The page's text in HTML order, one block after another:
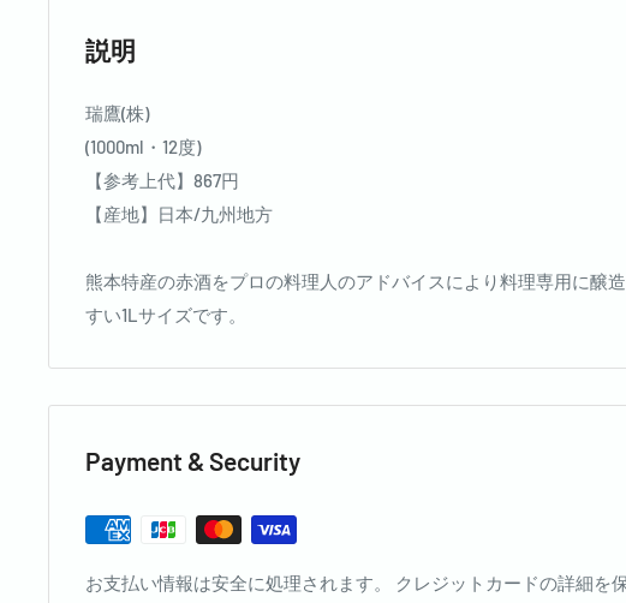
説明
瑞鷹(株)
(1000ml・12度)
【参考上代】867円
【産地】日本/九州地方
熊本特産の赤酒をプロの料理人のアドバイスにより料理専用に醸
すい1Lサイズです。
Payment & Security
お支払い情報は安全に処理されます。 クレジットカードの詳細を